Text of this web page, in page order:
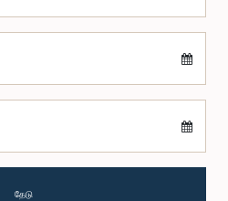
தேடு